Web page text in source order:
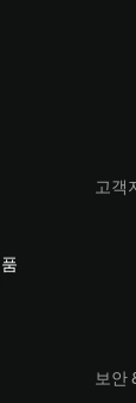
고객
보안